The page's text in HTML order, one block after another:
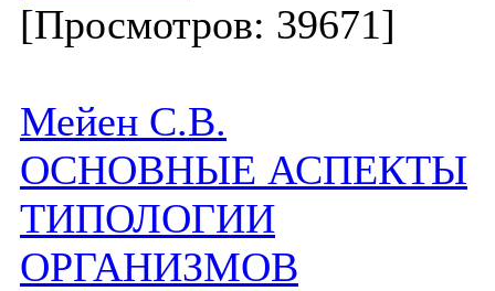
[Просмотров: 39671]
Мейен С.В.
ОСНОВНЫЕ АСПЕКТЫ
ТИПОЛОГИИ
ОРГАНИЗМОВ